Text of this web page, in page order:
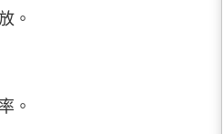
。
。